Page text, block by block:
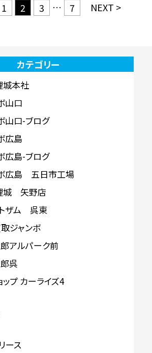
1 2 3 … 7 NEXT >
カテゴリー
城本社
山口
山口-ブログ
広島
広島-ブログ
広島 五日市工場
城 矢野店
ザム 呉東
ジャンボ
アルパーク前
呉
ップ カーライズ4
ース